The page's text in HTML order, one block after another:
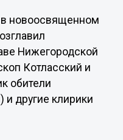
в новоосвященном
Нижегородской
Котласский и
обители
и другие клирики